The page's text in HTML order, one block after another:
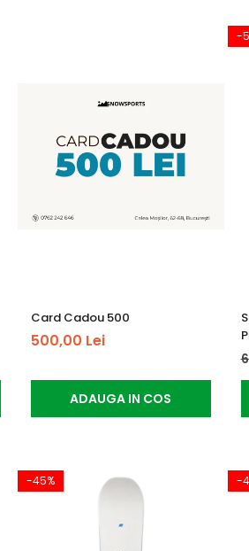
Card Cadou 500
500,00 Lei
ADAUGA IN COS
-
-45% -